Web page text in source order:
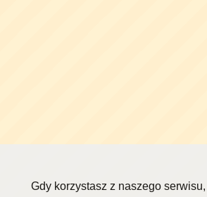
Gdy korzystasz z naszego